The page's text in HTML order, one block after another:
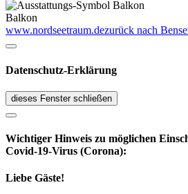
Balkon
www.nordseetraum.dezurück nach
Datenschutz-Erklärung
dieses Fenster schließen
Wichtiger Hinweis zu möglichen
Covid-19-Virus (Corona):
Liebe Gäste!